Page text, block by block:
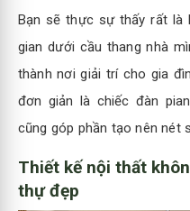
Bạn sẽ thực sự thấy rất là
gian dưới cầu thang nhà
thành nơi giải trí cho gia
đơn giản là chiếc đàn
cũng góp phần tạo nên nét
Thiết kế nội thất
thự đẹp